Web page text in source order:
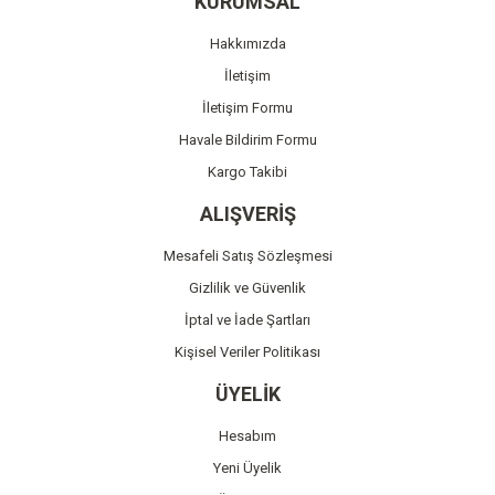
Ürün bilgilerinde hatalar bulunuyor.
Ürün fiyatı diğer sitelerden daha pahalı.
Bu ürüne benzer farklı alternatifler olmalı.
Gönder
Hakkımızda
İletişim
İletişim Formu
Havale Bildirim Formu
Kargo Takibi
ALIŞVERİŞ
Mesafeli Satış Sözleşmesi
Gizlilik ve Güvenlik
İptal ve İade Şartları
Kişisel Veriler Politikası
ÜYELİK
Hesabım
Yeni Üyelik